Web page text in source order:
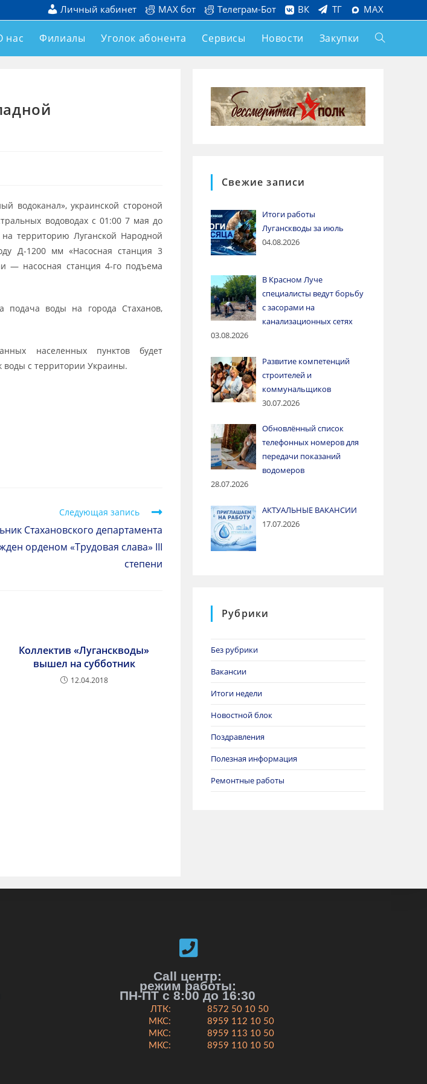
Личный кабинет MAX бот Телеграм-Бот ВК ТГ MAX
нас Филиалы Уголок абонента Сервисы Новости Закупки
водоканал», украинской стороной
водоводах с 01:00 7 мая до
территорию Луганской Народной
Д-1200 мм «Насосная станция 3
— насосная станция 4-го подъема
подача воды на города Стаханов,
населенных пунктов будет
воды с территории Украины.
Следующая запись
Стахановского департамента
орденом «Трудовая слава» III
степени
Коллектив «Луганскводы»
вышел на субботник
12.04.2018
Свежие записи
Итоги работы
Луганскводы за июль
04.08.2026
В Красном Луче
специалисты ведут борьбу
с засорами на
канализационных сетях
03.08.2026
Развитие компетенций
строителей и
коммунальщиков
30.07.2026
Обновлённый список
телефонных номеров для
передачи показаний
водомеров
28.07.2026
АКТУАЛЬНЫЕ ВАКАНСИИ
17.07.2026
Рубрики
Без рубрики
Вакансии
Итоги недели
Новостной блок
Поздравления
Полезная информация
Ремонтные работы
Call центр:
режим работы:
ПН-ПТ с 8:00 до 16:30
ЛТК:
МКС:
МКС:
МКС:
8572 50 10 50
8959 112 10 50
8959 113 10 50
8959 110 10 50